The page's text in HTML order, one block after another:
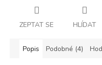
ZEPTAT SE HLÍDAT
Popis Podobné (4)